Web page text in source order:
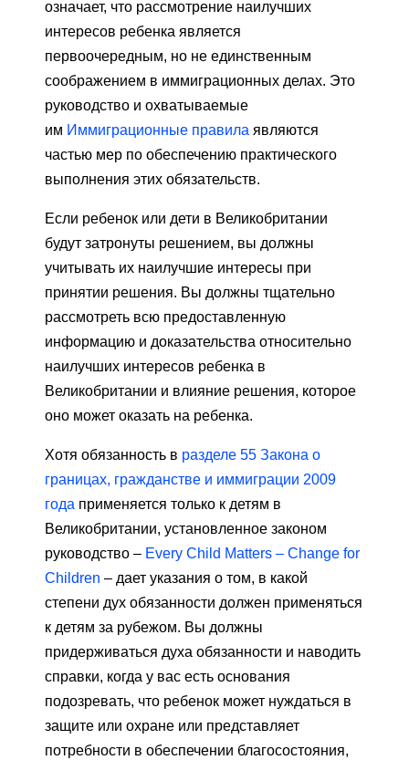
означает, что рассмотрение наилучших
интересов ребенка является
первоочередным, но не единственным
соображением в иммиграционных делах. Это
руководство и охватываемые
им Иммиграционные правила являются
частью мер по обеспечению практического
выполнения этих обязательств.
Если ребенок или дети в Великобритании
будут затронуты решением, вы должны
учитывать их наилучшие интересы при
принятии решения. Вы должны тщательно
рассмотреть всю предоставленную
информацию и доказательства относительно
наилучших интересов ребенка в
Великобритании и влияние решения, которое
оно может оказать на ребенка.
Хотя обязанность в разделе 55 Закона о
границах, гражданстве и иммиграции 2009
года применяется только к детям в
Великобритании, установленное законом
руководство – Every Child Matters – Change for
Children – дает указания о том, в какой
степени дух обязанности должен применяться
к детям за рубежом. Вы должны
придерживаться духа обязанности и наводить
справки, когда у вас есть основания
подозревать, что ребенок может нуждаться в
защите или охране или представляет
потребности в обеспечении благосостояния,